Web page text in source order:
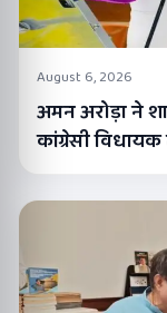
August 6, 2026
अमन अरोड़ा ने
कांग्रेसी